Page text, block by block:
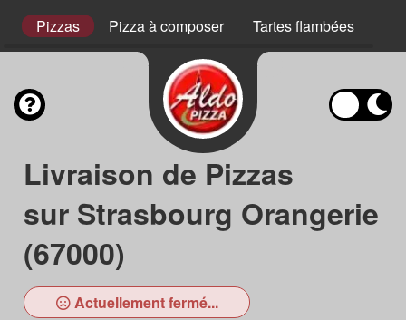
Pizzas Pizza à composer Tartes flambées
Livraison de Pizzas
sur Strasbourg Orangerie
(67000)
Actuellement fermé...